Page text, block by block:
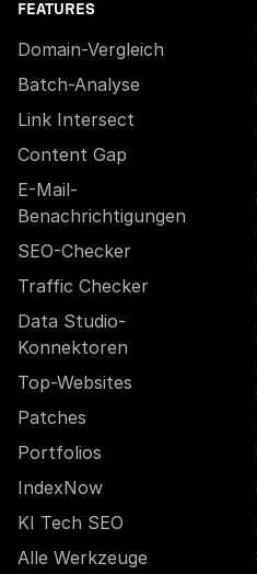
FEATURES
Domain-Vergleich
Batch-Analyse
Link Intersect
Content Gap
E-Mail-
Benachrichtigungen
SEO-Checker
Traffic Checker
Data Studio-
Konnektoren
Top-Websites
Patches
Portfolios
IndexNow
KI Tech SEO
Alle Werkzeuge